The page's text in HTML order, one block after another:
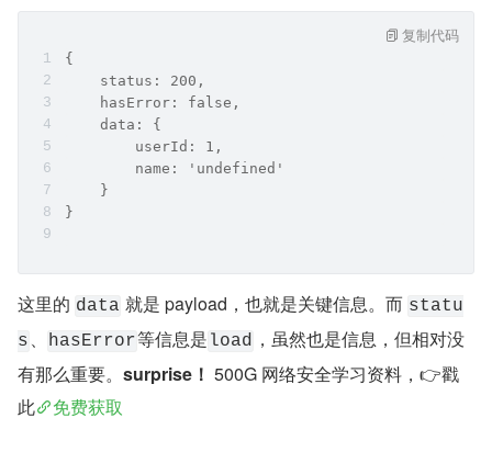
{
status: 200,
hasError: false,
data: {
userId: 1,
name: 'undefined'
}
}
复制代码
这里的 data 就是 payload，也就是关键信息。而 statu
s 、 hasError等信息是 load ，虽然也是信息，但相对没
有那么重要。 surprise！ 500G 网络安全学习资料，👉戳
此
免费获取